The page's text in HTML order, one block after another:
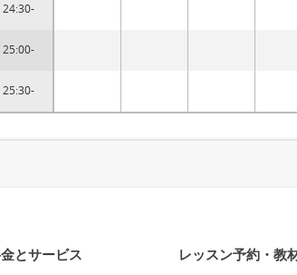
24:30-
25:00-
25:30-
とサービス レッスン予約・教